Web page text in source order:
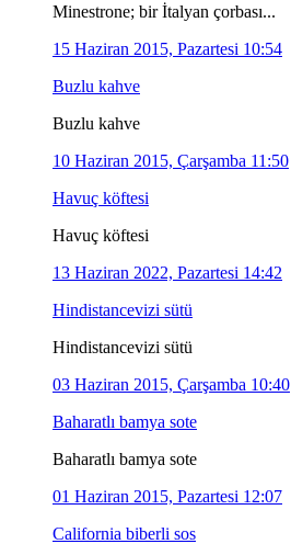
Minestrone; bir İtalyan çorbası...
15 Haziran 2015, Pazartesi 10:54
Buzlu kahve
Buzlu kahve
10 Haziran 2015, Çarşamba 11:50
Havuç köftesi
Havuç köftesi
13 Haziran 2022, Pazartesi 14:42
Hindistancevizi sütü
Hindistancevizi sütü
03 Haziran 2015, Çarşamba 10:40
Baharatlı bamya sote
Baharatlı bamya sote
01 Haziran 2015, Pazartesi 12:07
California biberli sos